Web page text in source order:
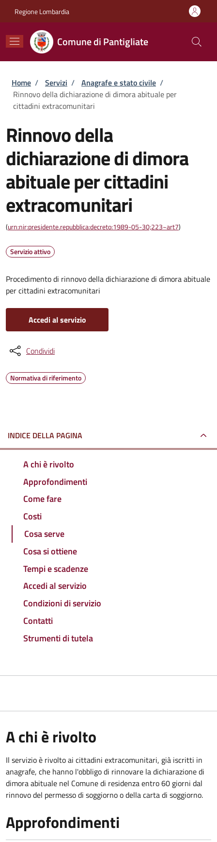
Regione Lombardia
Comune di Pantigliate
Briciole di pane
Home / Servizi / Anagrafe e stato civile /
Rinnovo della dichiarazione di dimora abituale per
cittadini extracomunitari
Rinnovo della
dichiarazione di dimora
abituale per cittadini
extracomunitari
(urn:nir:presidente.repubblica:decreto:1989-05-30;223~art7)
Servizio attivo
Procedimento di rinnovo della dichiarazione di dimora abituale
per cittadini extracomunitari
Accedi al servizio
Condividi
Normativa di riferimento
INDICE DELLA PAGINA
A chi è rivolto
Approfondimenti
Come fare
Costi
Cosa serve
Cosa si ottiene
Tempi e scadenze
Accedi al servizio
Condizioni di servizio
Contatti
Strumenti di tutela
A chi è rivolto
Il servizio è rivolto ai cittadini extracomunitari, già iscritti in
anagrafe, che hanno l'obbligo di rinnovare la dichiarazione di
dimora abituale nel Comune di residenza entro 60 giorni dal
rinnovo del permesso di soggiorno o della carta di soggiorno.
Approfondimenti